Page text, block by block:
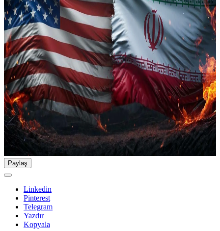
Paylaş
Linkedin
Pinterest
Telegram
Yazdır
Kopyala